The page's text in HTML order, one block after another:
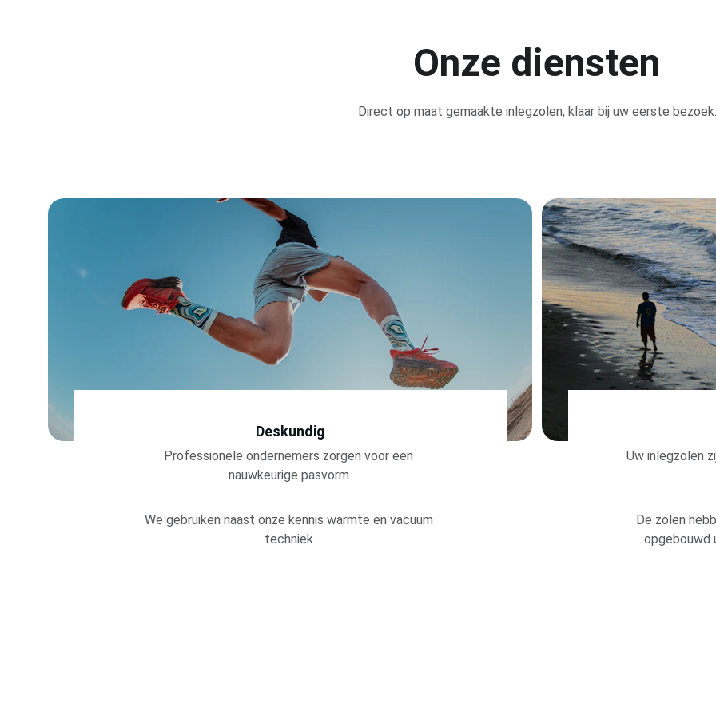
Onze diensten
Direct op maat gemaakte inlegzolen, klaar bij uw eerste bezoek.
Uw inlegzolen
De zolen
opgebouwd
Deskundig
Professionele ondernemers zorgen voor een
nauwkeurige pasvorm.
We gebruiken naast onze kennis warmte en vacuum
techniek.